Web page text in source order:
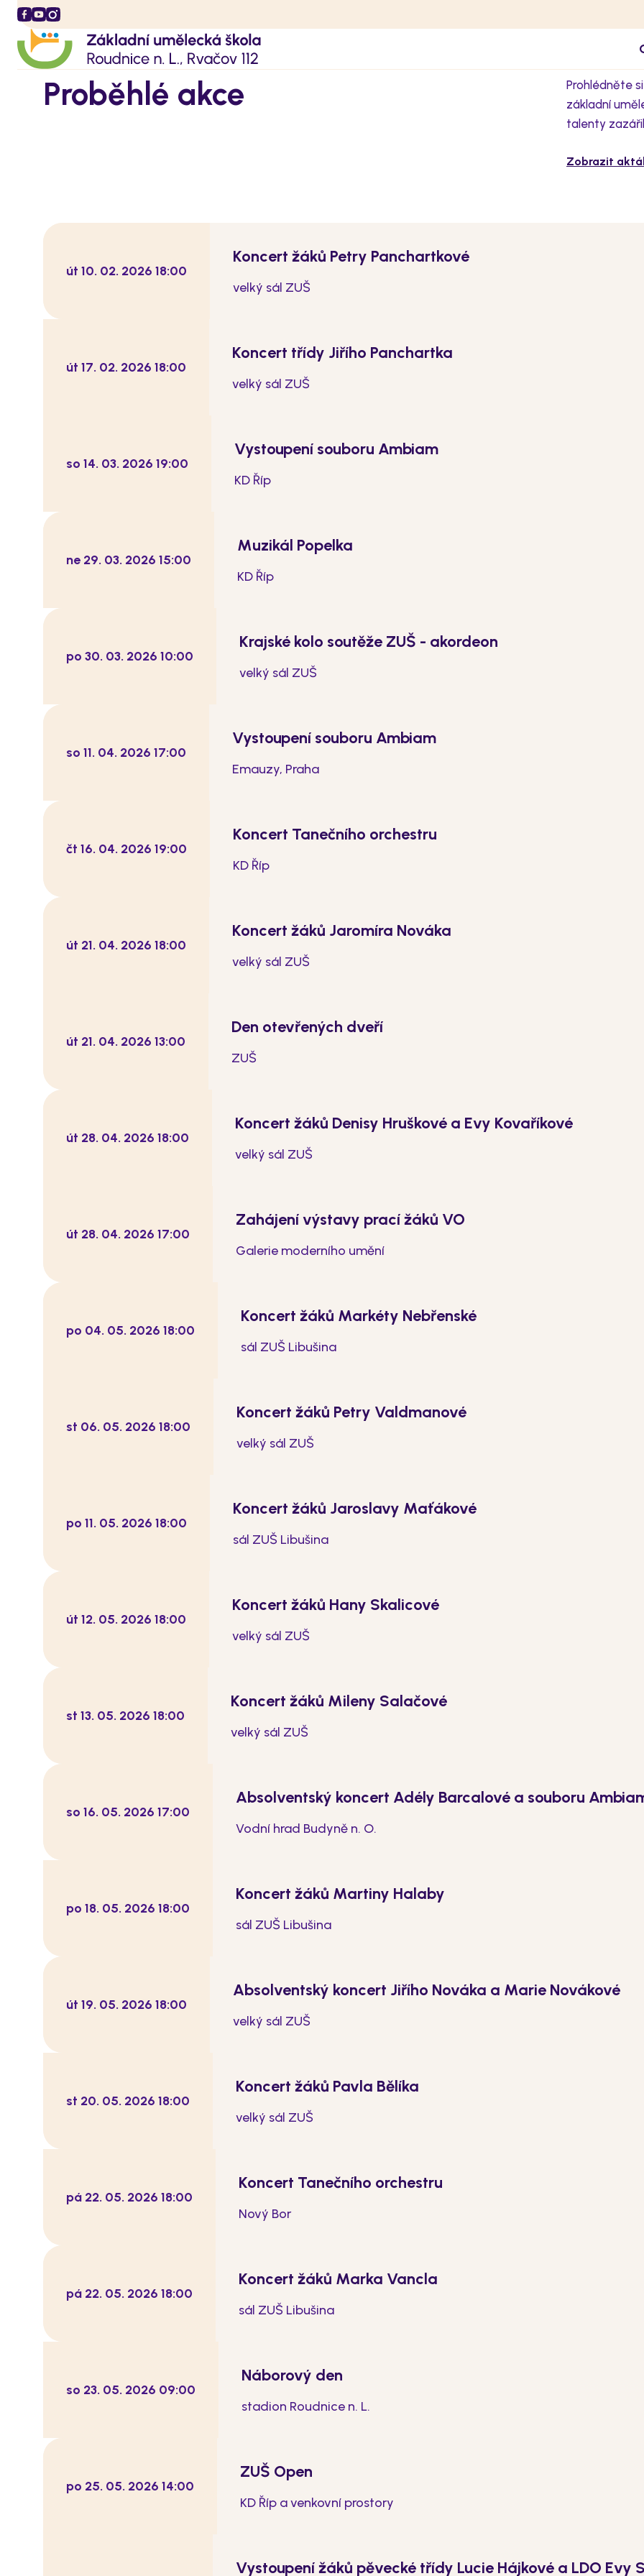
Proběhlé akce
Prohlédněte
základní
talenty
Zobrazit
út 10. 02. 2026 18:00
Koncert žáků Petry Panchartkové
velký sál ZUŠ
út 17. 02. 2026 18:00
Koncert třídy Jiřího Panchartka
velký sál ZUŠ
so 14. 03. 2026 19:00
Vystoupení souboru Ambiam
KD Říp
ne 29. 03. 2026 15:00
Muzikál Popelka
KD Říp
po 30. 03. 2026 10:00
Krajské kolo soutěže ZUŠ - akordeon
velký sál ZUŠ
so 11. 04. 2026 17:00
Vystoupení souboru Ambiam
Emauzy, Praha
čt 16. 04. 2026 19:00
Koncert Tanečního orchestru
KD Říp
út 21. 04. 2026 18:00
Koncert žáků Jaromíra Nováka
velký sál ZUŠ
út 21. 04. 2026 13:00
Den otevřených dveří
ZUŠ
út 28. 04. 2026 18:00
Koncert žáků Denisy Hruškové a Evy Kovaříkové
velký sál ZUŠ
út 28. 04. 2026 17:00
Zahájení výstavy prací žáků VO
Galerie moderního umění
po 04. 05. 2026 18:00
Koncert žáků Markéty Nebřenské
sál ZUŠ Libušina
st 06. 05. 2026 18:00
Koncert žáků Petry Valdmanové
velký sál ZUŠ
po 11. 05. 2026 18:00
Koncert žáků Jaroslavy Maťákové
sál ZUŠ Libušina
út 12. 05. 2026 18:00
Koncert žáků Hany Skalicové
velký sál ZUŠ
st 13. 05. 2026 18:00
Koncert žáků Mileny Salačové
velký sál ZUŠ
so 16. 05. 2026 17:00
Absolventský koncert Adély Barcalové a souboru
Vodní hrad Budyně n. O.
po 18. 05. 2026 18:00
Koncert žáků Martiny Halaby
sál ZUŠ Libušina
út 19. 05. 2026 18:00
Absolventský koncert Jiřího Nováka a Marie Novákové
velký sál ZUŠ
st 20. 05. 2026 18:00
Koncert žáků Pavla Bělíka
velký sál ZUŠ
pá 22. 05. 2026 18:00
Koncert Tanečního orchestru
Nový Bor
pá 22. 05. 2026 18:00
Koncert žáků Marka Vancla
sál ZUŠ Libušina
so 23. 05. 2026 09:00
Náborový den
stadion Roudnice n. L.
po 25. 05. 2026 14:00
ZUŠ Open
KD Říp a venkovní prostory
Vystoupení žáků pěvecké třídy Lucie Hájkové a LDO Evy